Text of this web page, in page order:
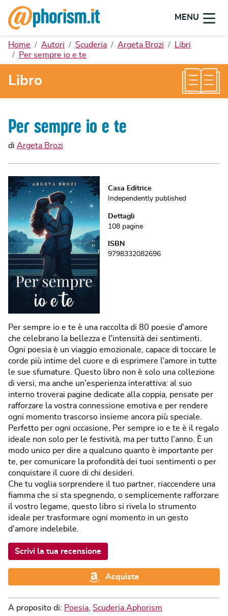
MENU
Home Autori Scuderia Argeta Brozi
Libri
Per sempre io e te
Libro
Per sempre io e te
di Argeta Brozi
Per sempre io e te è una raccolta di 80 poesie d'amore
che celebrano la bellezza e l'intensità dei sentimenti.
Ogni poesia è un viaggio emozionale, capace di toccare le
corde più intime del cuore e di esprimere l'amore in tutte
le sue sfumature. Questo libro non è solo una collezione
di versi, ma anche un'esperienza interattiva: al suo
interno troverai pagine dedicate alla coppia, pensate per
rafforzare la vostra connessione emotiva e per rendere
ogni momento trascorso insieme ancora più speciale.
Perfetto per ogni occasione, Per sempre io e te è il regalo
ideale non solo per le festività, ma per tutto l'anno. È un
modo unico per dire a qualcuno quanto è importante per
te, per comunicare la profondità dei tuoi sentimenti o per
conquistare il cuore di chi desideri.
Che tu voglia sorprendere il tuo partner, riaccendere una
fiamma che si sta spegnendo, o semplicemente rafforzare
il vostro legame, questo libro si rivela lo strumento
ideale per trasformare ogni momento in un gesto
d'amore indelebile.
Scrivi la tua recensione
Casa Editrice
Independently published
Dettagli
108 pagine
ISBN
9798332082696
Acquista
A proposito di: Poesia Scuderia Aphorism